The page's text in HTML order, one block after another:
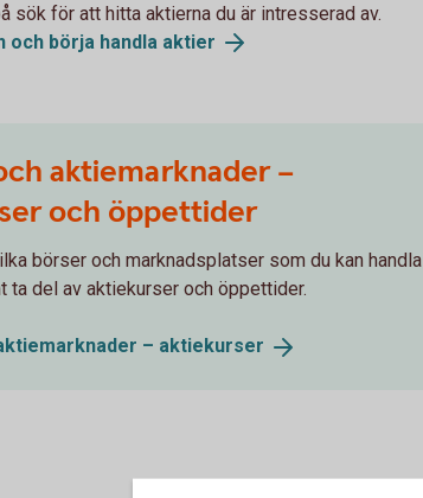
sök för att hitta aktierna du är intresserad av.
och börja handla aktier
aktiemarknader –
och öppettider
börser och marknadsplatser som du kan handla
ta del av aktiekurser och öppettider.
– aktiekurser